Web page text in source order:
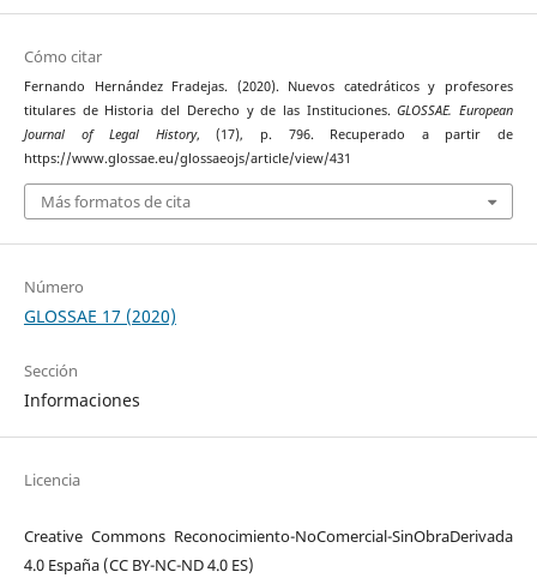
Cómo citar
Fernando Hernández Fradejas. (2020). Nuevos catedráticos y profesores
titulares de Historia del Derecho y de las Instituciones.GLOSSAE. European
Journal of Legal History, (17), p. 796. Recuperado a partir de
https://www.glossae.eu/glossaeojs/article/view/431
Más formatos de cita
Número
GLOSSAE 17 (2020)
Sección
Informaciones
Licencia
Creative Commons Reconocimiento-NoComercial-SinObraDerivada
4.0 España (CC BY-NC-ND 4.0 ES)